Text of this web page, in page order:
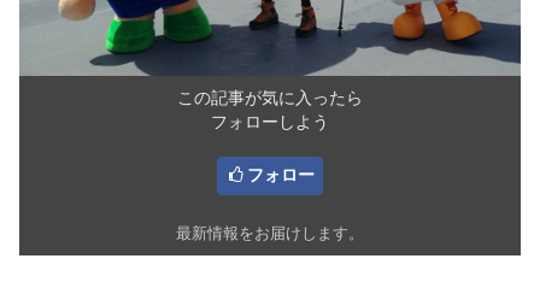
この記事が気に入ったら
フォローしよう
フォロー
最新情報をお届けします。